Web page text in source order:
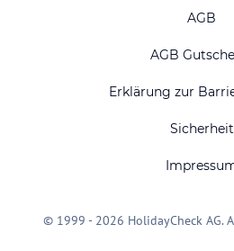
AGB
AGB
Erklärung zur
Sicherheit
© 1999 - 2026 HolidayCheck AG.